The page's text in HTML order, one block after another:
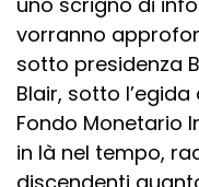
vorranno
sotto presidenza
Blair, sotto l’egida
Fondo Monetario
in là nel tempo,